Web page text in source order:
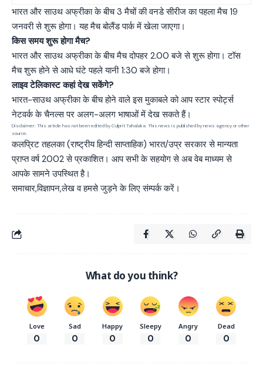
भारत और साउथ अफ्रीका के बीच 3 मैचों की वनडे सीरीज का पहला मैच 19
जनवरी से शुरू होगा। यह मैच बोलैंड पार्क में खेला जाएगा।
किस समय शुरू होगा मैच?
भारत और साउथ अफ्रीका के बीच मैच दोपहर 2.00 बजे से शुरू होगा। टॉस
मैच शुरू होने से आधे घंटे पहले यानी 1:30 बजे होगा।
लाइव टेलिकास्ट कहां देख सकेंगे?
भारत-साउथ अफ्रीका के बीच होने वाले इस मुकाबले को आप स्टार स्पोर्ट्स
नेटवर्क के चैनल्स पर अलग-अलग भाषाओं में देख सकते हैं।
Disclaimer: This article has not been edited by Culprit Tahalaka. This news is published by news agency or other
source.
कलप्रिट तहलका (राष्ट्रीय हिन्दी साप्ताहिक) भारत/उप्र सरकार से मान्यता
प्राप्त वर्ष 2002 से प्रकाशित। आप सभी के सहयोग से अब वेब माध्यम से
आपके सामने उपस्थित है।
समाचार,विज्ञापन,लेख व हमसे जुड़ने के लिए संम्पर्क करें।
What do you think?
Love
0
Sad
0
Happy
0
Sleepy
0
Angry
0
Dead
0